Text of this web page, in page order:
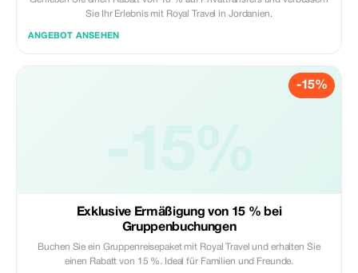
Sie Ihr Erlebnis mit Royal Travel in Jordanien.
ANGEBOT ANSEHEN
-15%
Exklusive Ermäßigung von 15 % bei
Gruppenbuchungen
Buchen Sie ein Gruppenreisepaket mit Royal Travel und erhalten Sie
einen Rabatt von 15 %. Ideal für Familien und Freunde.